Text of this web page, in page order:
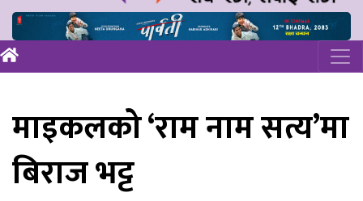
माइकलको ‘राम नाम सत्य’मा
बिराज भट्ट